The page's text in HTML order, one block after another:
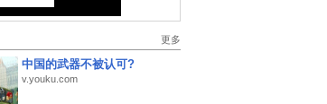
更多
中国的武器不被认可?
v.youku.com